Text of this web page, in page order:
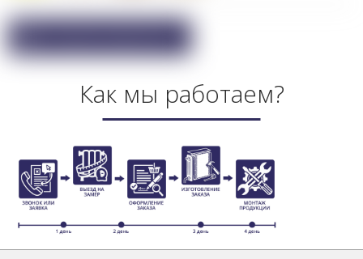
Как мы работаем?